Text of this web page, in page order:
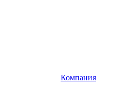
Компания